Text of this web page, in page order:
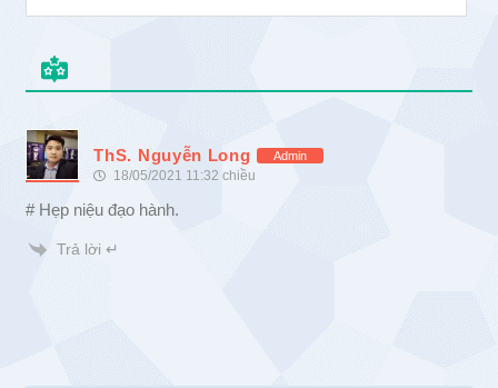
ThS. Nguyễn Long Admin
18/05/2021 11:32 chiều
# Hẹp niệu đạo hành.
Trả lời ↵